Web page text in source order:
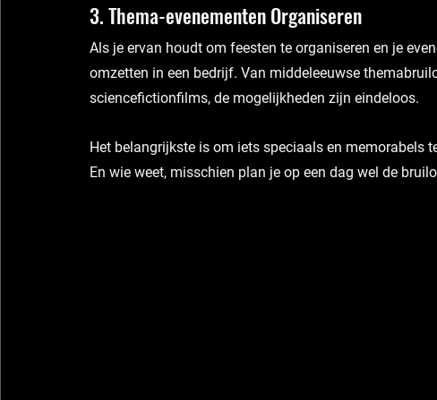
3. Thema-evenementen Organiseren
Als je ervan houdt om feesten te organiseren en je
omzetten in een bedrijf. Van middeleeuwse
sciencefictionfilms, de mogelijkheden zijn eindeloos.
Het belangrijkste is om iets speciaals en memorabels
En wie weet, misschien plan je op een dag wel de